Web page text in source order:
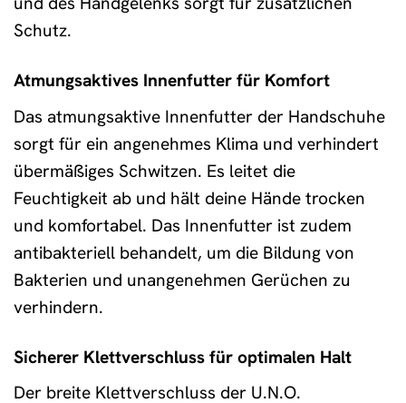
Schutz.
Atmungsaktives Innenfutter für Komfort
Das atmungsaktive Innenfutter der Handschuhe
sorgt für ein angenehmes Klima und verhindert
übermäßiges Schwitzen. Es leitet die
Feuchtigkeit ab und hält deine Hände trocken
und komfortabel. Das Innenfutter ist zudem
antibakteriell behandelt, um die Bildung von
Bakterien und unangenehmen Gerüchen zu
verhindern.
Sicherer Klettverschluss für optimalen Halt
Der breite Klettverschluss der U.N.O.